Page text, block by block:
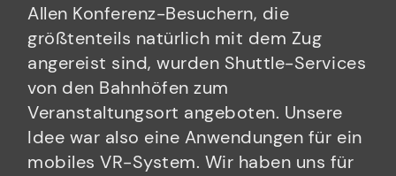
Allen Konferenz-Besuchern, die
größtenteils natürlich mit dem Zug
angereist sind, wurden Shuttle-Services
von den Bahnhöfen zum
Veranstaltungsort angeboten. Unsere
Idee war also eine Anwendungen für ein
mobiles VR-System. Wir haben uns für